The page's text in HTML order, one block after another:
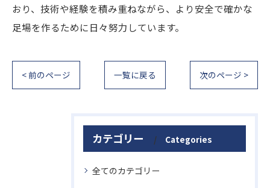
おり、技術や経験を積み重ねながら、より安全で確かな
足場を作るために日々努力しています。
< 前のページ 一覧に戻る 次のページ >
カテゴリー Categories
全てのカテゴリー